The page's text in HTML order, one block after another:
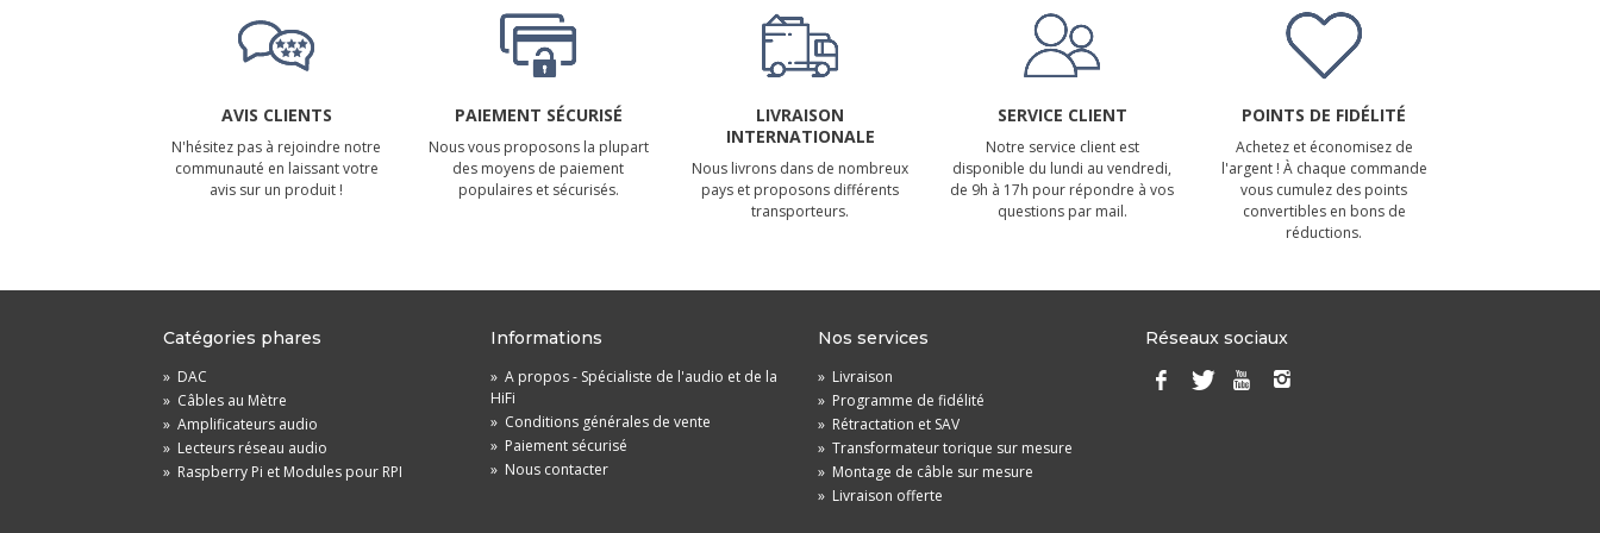
AVIS CLIENTS
N'hésitez pas à rejoindre notre
communauté en laissant votre
avis sur un produit !
PAIEMENT SÉCURISÉ
Nous vous proposons la plupart
des moyens de paiement
populaires et sécurisés.
LIVRAISON
INTERNATIONALE
Nous livrons dans de nombreux
pays et proposons différents
transporteurs.
SERVICE CLIENT
Notre service client est
disponible du lundi au vendredi,
de 9h à 17h pour répondre à vos
questions par mail.
POINTS DE FIDÉLITÉ
Achetez et économisez de
l'argent ! À chaque commande
vous cumulez des points
convertibles en bons de
réductions.
Catégories phares
» DAC
» Câbles au Mètre
» Amplificateurs audio
» Lecteurs réseau audio
» Raspberry Pi et Modules pour RPI
Informations
» A propos - Spécialiste de l'audio et de la
HiFi
» Conditions générales de vente
» Paiement sécurisé
» Nous contacter
Nos services
» Livraison
» Programme de fidélité
» Rétractation et SAV
» Transformateur torique sur mesure
» Montage de câble sur mesure
» Livraison offerte
Réseaux sociaux